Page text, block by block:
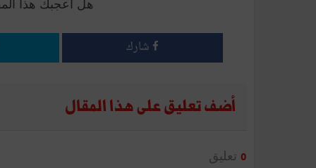
هل أعجبك هذا
شارك
أضف تعليق على هذا المقال
0 تعليق